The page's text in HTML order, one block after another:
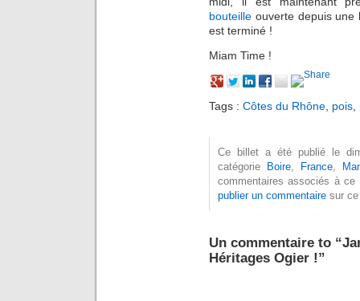
bouteille ouverte depuis
est terminé !
Miam Time !
Tags : Côtes du Rhône pois
Ce billet a été publié le
catégorie
Boire, France,
commentaires associés à
publier un commentaire sur
Un commentaire to
Héritages Ogier !”